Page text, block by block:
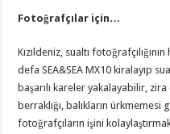
Fotoğrafçılar için…
Kızıldeniz, sualtı
defa SEA&SEA MX10 kiralayıp
başarılı kareler yakalayabilir, zira
berraklığı, balıkların
fotoğrafçıların işini